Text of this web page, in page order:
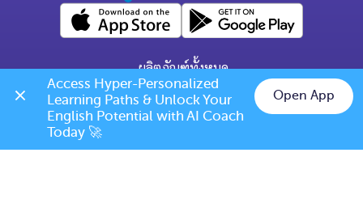
ผลิตภัณฑ์ทั้งหมด
คำถามทั่วไป
ข้อกำหนดการเปลี่ยนแปลง/ยกเลิก
เบอร์โทร: (+66) 020385810
Chat on LINE
Access Hyper-Personalized
Learning Paths & Unlock Your
English Potential with AI Coach
Today 🚀
Open App